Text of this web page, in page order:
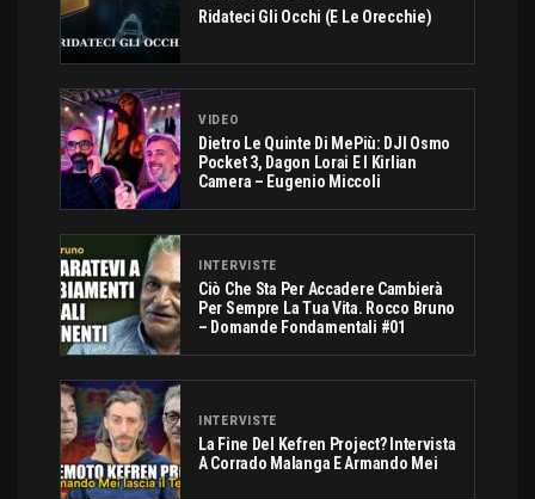
Ridateci Gli Occhi (e Le Orecchie)
VIDEO
Dietro Le Quinte Di MePiù: DJI Osmo
Pocket 3, Dagon Lorai E I Kirlian
Camera – Eugenio Miccoli
INTERVISTE
Ciò Che Sta Per Accadere Cambierà
Per Sempre La Tua Vita. Rocco Bruno
– Domande Fondamentali #01
INTERVISTE
La Fine Del Kefren Project? Intervista
A Corrado Malanga E Armando Mei